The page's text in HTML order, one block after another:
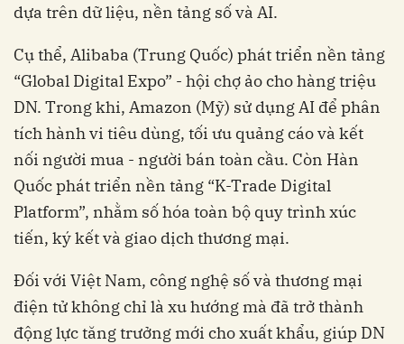
dựa trên dữ liệu, nền tảng số và AI.
Cụ thể, Alibaba (Trung Quốc) phát triển nền tảng
“Global Digital Expo” - hội chợ ảo cho hàng triệu
DN. Trong khi, Amazon (Mỹ) sử dụng AI để phân
tích hành vi tiêu dùng, tối ưu quảng cáo và kết
nối người mua - người bán toàn cầu. Còn Hàn
Quốc phát triển nền tảng “K-Trade Digital
Platform”, nhằm số hóa toàn bộ quy trình xúc
tiến, ký kết và giao dịch thương mại.
Đối với Việt Nam, công nghệ số và thương mại
điện tử không chỉ là xu hướng mà đã trở thành
động lực tăng trưởng mới cho xuất khẩu, giúp DN